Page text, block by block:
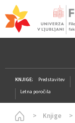
KNJIGE: Predstavitev
Letna poročila
Homepage
Knjige